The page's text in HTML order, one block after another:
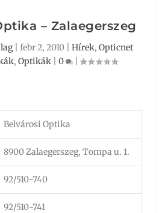
– Zalaegerszeg
| febr 2, 2010 Hírek, Opticnet
, Optikák 0
Belvárosi Optika
8900 Zalaegerszeg, Tompa u. 1.
92/510-740
92/510-741